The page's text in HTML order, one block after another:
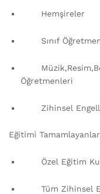
Hemşireler
Sınıf
Öğretmenleri
Zihinsel
Eğitimi
Özel Eğitim
Tüm Zihinsel